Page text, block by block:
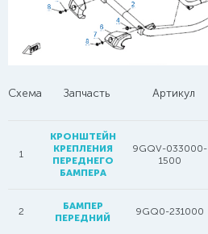
Схема Запчасть Артикул
1
КРОНШТЕЙН
КРЕПЛЕНИЯ
ПЕРЕДНЕГО
БАМПЕРА
9GQV-033000-
1500
2
БАМПЕР
ПЕРЕДНИЙ
9GQ0-231000